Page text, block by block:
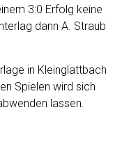
3:0 Erfolg keine
dann A. Straub
in Kleinglattbach
Spielen wird sich
lassen.